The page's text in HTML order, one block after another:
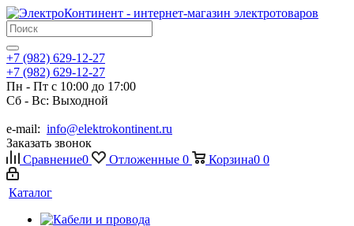
+7 (982) 629-12-27
+7 (982) 629-12-27
Пн - Пт с 10:00 до 17:00
Сб - Вс: Выходной
e-mail: info@elektrokontinent.ru
Заказать звонок
Сравнение0 Отложенные 0 Корзина0 0
Каталог